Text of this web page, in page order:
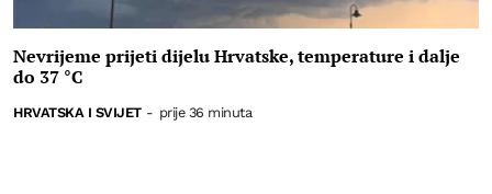
Nevrijeme prijeti dijelu Hrvatske, temperature i dalje
do 37 °C
HRVATSKA I SVIJET - prije 36 minuta